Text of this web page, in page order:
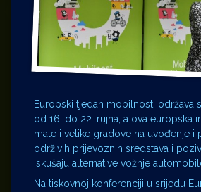
Željko Krznarić
Mario Lovreković
Miroslav Šantek
Europski tjedan mobilnosti održava
od 16. do 22. rujna, a ova europska
male i velike gradove na uvođenje i
održivih prijevoznih sredstava i
iskušaju alternative vožnje
Na tiskovnoj konferenciji u srijedu